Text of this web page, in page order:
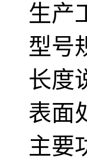
生产
型号
长度
表面
主要